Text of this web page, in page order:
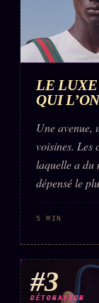
Nous
Presse
Business
FAQ
llms.txt
LE LUXE
QUI
Une avenue,
voisines. Les
laquelle a du
dépensé le
5 MIN
#3
DÉTONATION